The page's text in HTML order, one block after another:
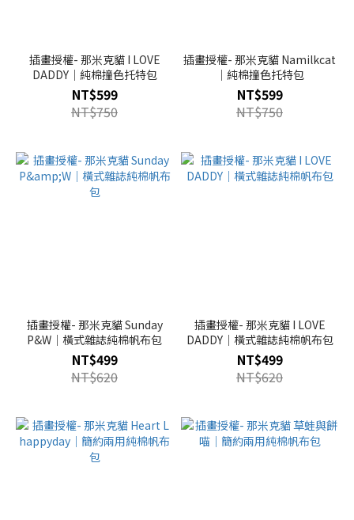
插畫授權- 那米克貓 I LOVE
DADDY｜純棉撞色托特包
NT$599
NT$750
插畫授權- 那米克貓 Namilkcat
｜純棉撞色托特包
NT$599
NT$750
插畫授權- 那米克貓 Sunday
P&W｜橫式雜誌純棉帆布包
NT$499
NT$620
插畫授權- 那米克貓 I LOVE
DADDY｜橫式雜誌純棉帆布包
NT$499
NT$620